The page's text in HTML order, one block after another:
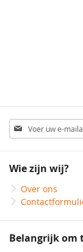
Abonneer
u
op
nieuwsbrief
Wie zijn wij?
Over ons
Belangrijk om